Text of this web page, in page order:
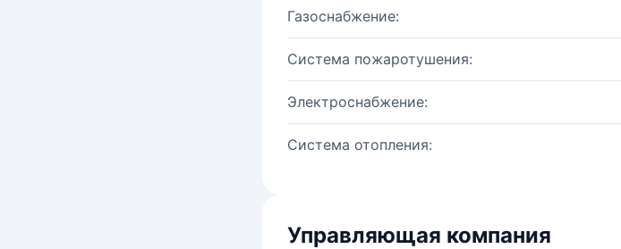
Газоснабжение:
Система пожаротушения:
Электроснабжение:
Система отопления:
Управляющая компания